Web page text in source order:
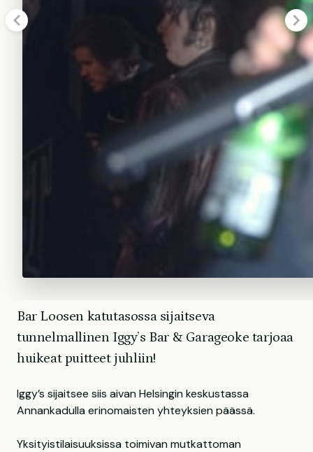
Bar Loosen katutasossa sijaitseva
tunnelmallinen Iggy’s Bar & Garageoke tarjoaa
huikeat puitteet juhliin!
Iggy’s sijaitsee siis aivan Helsingin keskustassa
Annankadulla erinomaisten yhteyksien päässä.
Yksityistilaisuuksissa toimivan mutkattoman